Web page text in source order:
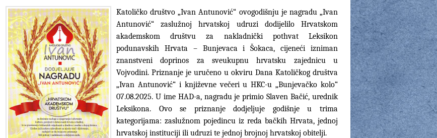
Katoličko društvo „Ivan Antunović“ ovogodišnju je nagradu „Ivan
Antunović“ zaslužnoj hrvatskoj udruzi dodijelilo Hrvatskom
akademskom društvu za nakladnički pothvat Leksikon
podunavskih Hrvata – Bunjevaca i Šokaca, cijeneći izniman
znanstveni doprinos za sveukupnu hrvatsku zajednicu u
Vojvodini. Priznanje je uručeno u okviru Dana Katoličkog društva
„Ivan Antunović“ i književne večeri u HKC-u „Bunjevačko kolo“
07.08.2025. U ime HAD-a, nagradu je primio Slaven Bačić, urednik
Leksikona. Ovo se priznanje dodjeljuje godišnje u trima
kategorijama: zaslužnom pojedincu iz reda bačkih Hrvata, jednoj
hrvatskoj instituciji ili udruzi te jednoj brojnoj hrvatskoj obitelji.